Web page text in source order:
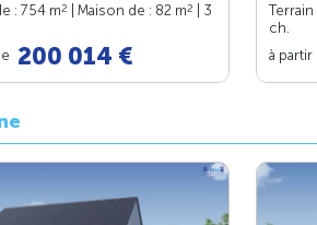
: 754 m2 | Maison de : 82 m2
| 3
200 014 €
Terrain
ch.
à partir